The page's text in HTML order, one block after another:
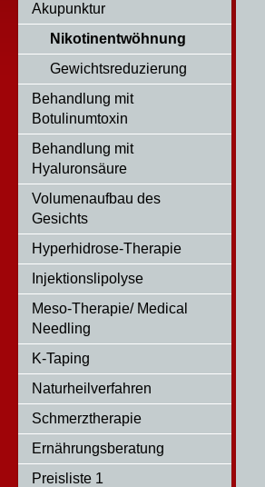
Akupunktur
Nikotinentwöhnung
Gewichtsreduzierung
Behandlung mit
Botulinumtoxin
Behandlung mit
Hyaluronsäure
Volumenaufbau des
Gesichts
Hyperhidrose-Therapie
Injektionslipolyse
Meso-Therapie/ Medical
Needling
K-Taping
Naturheilverfahren
Schmerztherapie
Ernährungsberatung
Preisliste 1